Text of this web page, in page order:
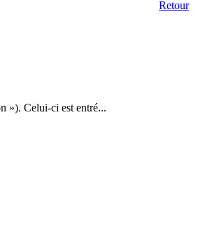
Retour
»). Celui-ci est entré...